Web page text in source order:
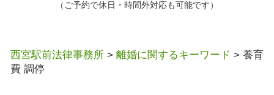
（ご予約で休日・時間外対応も可能です）
西宮駅前法律事務所 > 離婚に関するキーワード > 養育
費 調停